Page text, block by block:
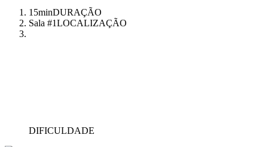
15minDURAÇÃO
Sala #1LOCALIZAÇÃO
DIFICULDADE